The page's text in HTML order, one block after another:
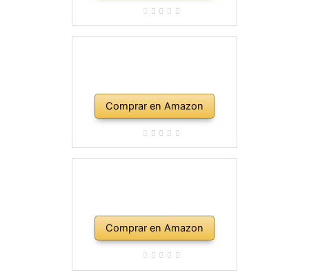
Comprar en Amazon
Comprar en Amazon